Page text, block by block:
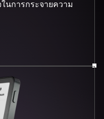
นการกระจายความ